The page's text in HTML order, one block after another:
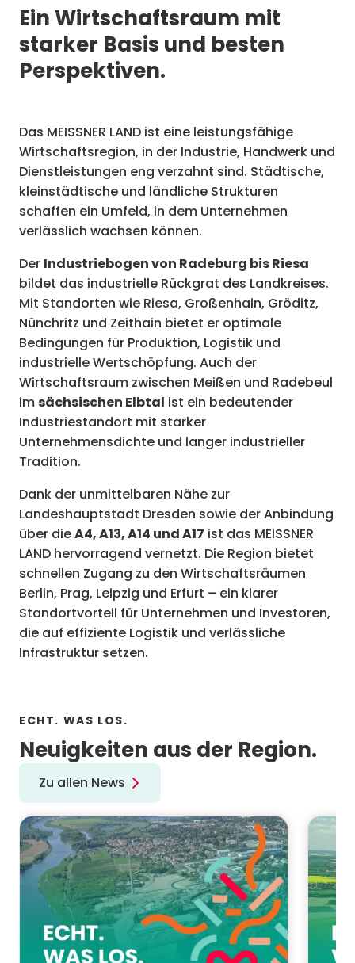
Ein Wirtschaftsraum mit
starker Basis und besten
Perspektiven.
Das MEISSNER LAND ist eine leistungsfähige
Wirtschaftsregion, in der Industrie, Handwerk und
Dienstleistungen eng verzahnt sind. Städtische,
kleinstädtische und ländliche Strukturen
schaffen ein Umfeld, in dem Unternehmen
verlässlich wachsen können.
Der Industriebogen von Radeburg bis Riesa
bildet das industrielle Rückgrat des Landkreises.
Mit Standorten wie Riesa, Großenhain, Gröditz,
Nünchritz und Zeithain bietet er optimale
Bedingungen für Produktion, Logistik und
industrielle Wertschöpfung. Auch der
Wirtschaftsraum zwischen Meißen und Radebeul
imsächsischen Elbtal ist ein bedeutender
Industriestandort mit starker
Unternehmensdichte und langer industrieller
Tradition.
Dank der unmittelbaren Nähe zur
Landeshauptstadt Dresden sowie der Anbindung
über dieA4, A13, A14 und A17 ist das MEISSNER
LAND hervorragend vernetzt. Die Region bietet
schnellen Zugang zu den Wirtschaftsräumen
Berlin, Prag, Leipzig und Erfurt – ein klarer
Standortvorteil für Unternehmen und Investoren,
die auf effiziente Logistik und verlässliche
Infrastruktur setzen.
ECHT. WAS LOS.
Neuigkeiten aus der Region.
Zu allen News